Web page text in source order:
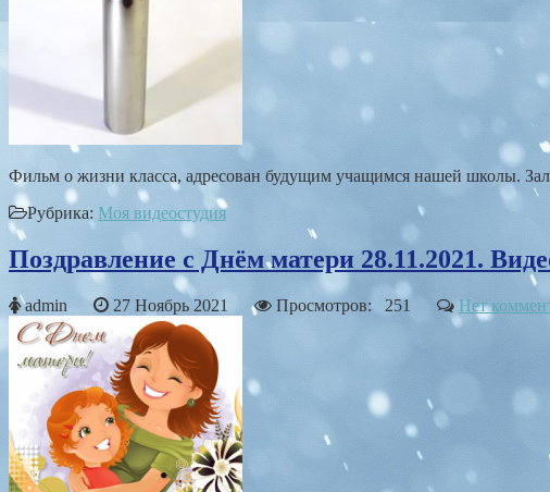
Фильм о жизни класса, адресован будущим учащимся нашей школы.
Рубрика: Моя видеостудия
Поздравление с Днём матери 28.11.2021.
admin 27 Ноябрь 2021 Просмотров: 251 Нет